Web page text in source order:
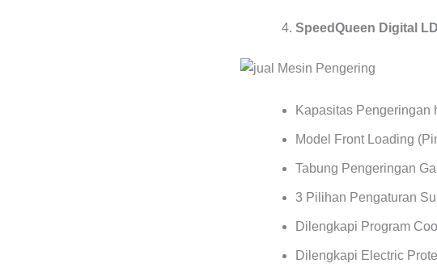
SpeedQueen Digital
Kapasitas Pengeringan
Model Front Loading
Tabung Pengeringan
3 Pilihan Pengaturan
Dilengkapi Program
Dilengkapi Electric